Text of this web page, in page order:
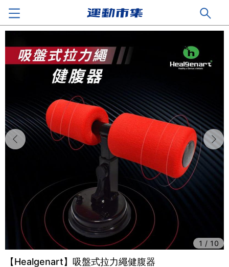
1 / 10
【Healgenart】吸盤式拉力繩健腹器